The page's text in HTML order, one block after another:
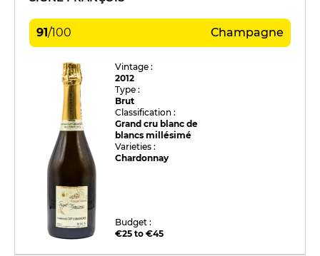
91/100 Champagne
Vintage :
2012
Type :
Brut
Classification :
Grand cru blanc de
blancs millésimé
Varieties :
Chardonnay
Budget :
€25 to €45